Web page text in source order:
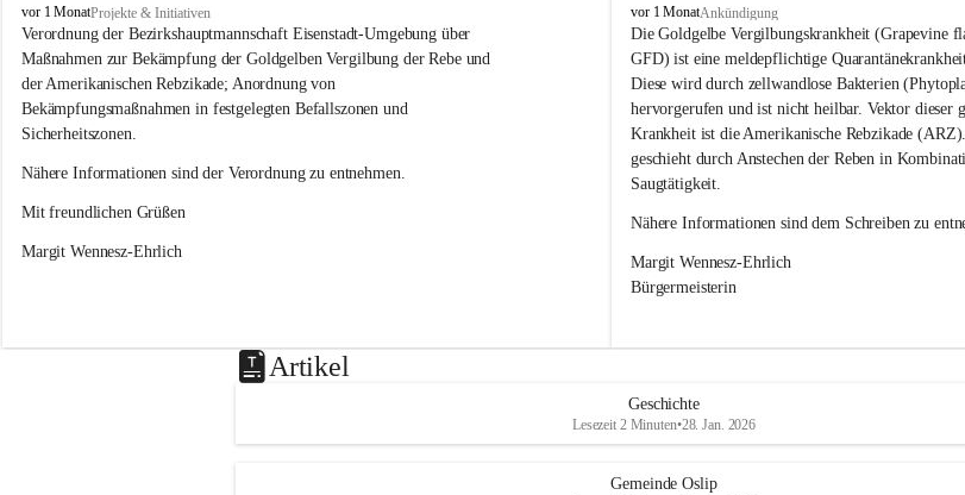
O
s
l
i
p
vor 1 MonatProjekte & Initiativen
Verordnung der Bezirkshauptmannschaft Eisenstadt-Umgebung über
Maßnahmen zur Bekämpfung der Goldgelben Vergilbung der Rebe und
der Amerikanischen Rebzikade; Anordnung von
Bekämpfungsmaßnahmen in festgelegten Befallszonen und
Sicherheitszonen.
Nähere Informationen sind der Verordnung zu entnehmen.
Mit freundlichen Grüßen
Margit Wennesz-Ehrlich
O
s
l
i
p
vor 1 MonatAnkündigung
Die Goldgelbe Vergilbungskrankheit (Grapevine
GFD) ist eine meldepflichtige
Diese wird durch zellwandlose Bakterien
hervorgerufen und ist nicht heilbar. Vektor dieser
Krankheit ist die Amerikanische Rebzikade
geschieht durch Anstechen der Reben in
Saugtätigkeit.
Nähere Informationen sind dem Schreiben zu
Margit Wennesz-Ehrlich
Bürgermeisterin
Artikel
Geschichte
Lesezeit 2 Minuten•28. Jan. 2026
Gemeinde Oslip